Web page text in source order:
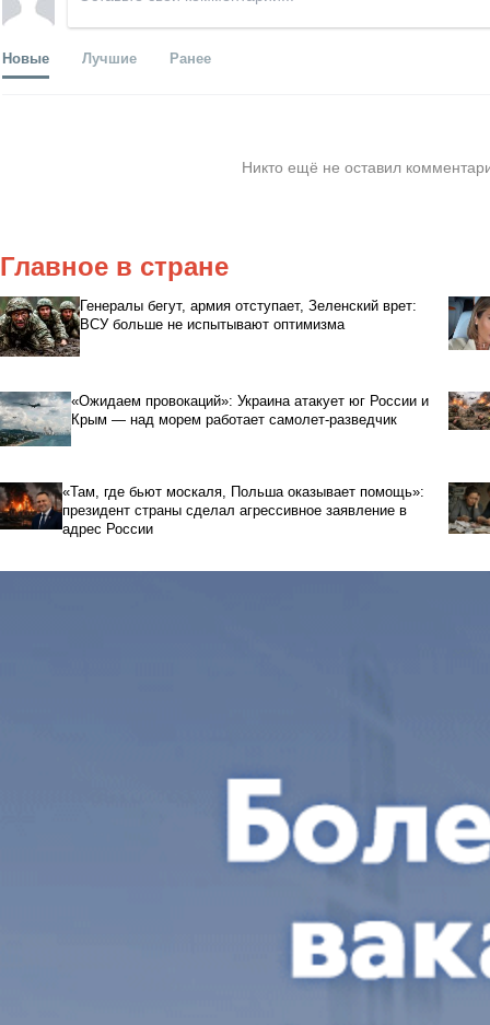
Новые Лучшие Ранее
Никто ещё не оставил
Главное в стране
Генералы бегут, армия отступает, Зеленский врет:
ВСУ больше не испытывают оптимизма
«Ожидаем провокаций»: Украина атакует юг России и
Крым — над морем работает самолет-разведчик
«Там, где бьют москаля, Польша оказывает помощь»:
президент страны сделал агрессивное заявление в
адрес России